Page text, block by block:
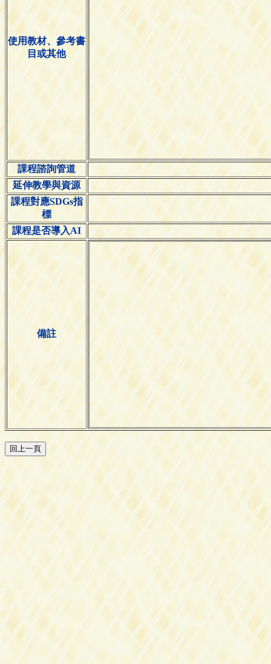
使用教材、參考書
目或其他
課程諮詢管道
延伸教學與資源
課程對應SDGs指
標
課程是否導入AI
備註